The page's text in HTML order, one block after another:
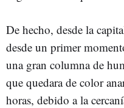
De hecho, desde la
desde un primer
una gran columna de
que quedara de color
horas, debido a la